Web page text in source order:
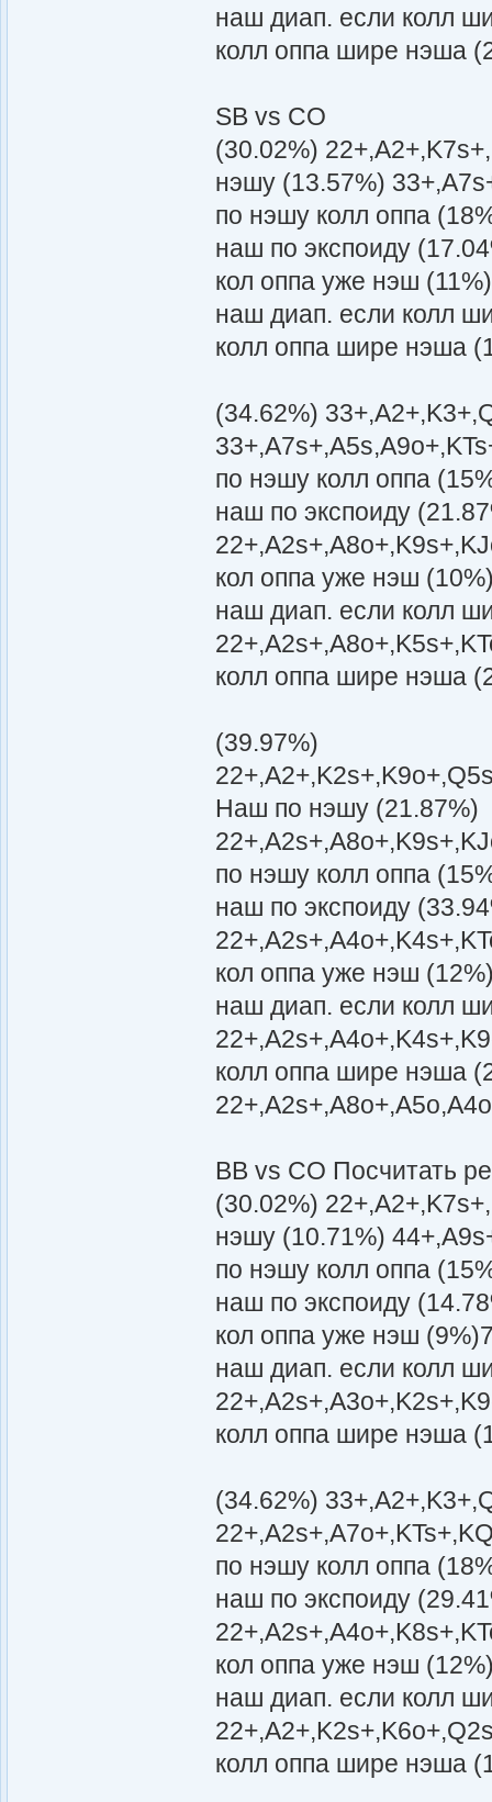
наш диап. если колл
колл оппа шире нэша
SB vs CO
(30.02%)
нэшу (13.57%)
по нэшу колл оппа
наш по экспоиду
кол оппа уже нэш
наш диап. если колл
колл оппа шире нэша
(34.62%)
по нэшу колл оппа
наш по экспоиду
кол оппа уже нэш
наш диап. если колл
колл оппа шире нэша
(39.97%)
Наш по нэшу (21.87%)
по нэшу колл оппа
наш по экспоиду
кол оппа уже нэш
наш диап. если колл
колл оппа шире нэша
BB vs CO Посчитать
(30.02%)
нэшу (10.71%)
по нэшу колл оппа
наш по экспоиду
кол оппа уже нэш
наш диап. если колл
колл оппа шире нэша
(34.62%)
по нэшу колл оппа
наш по экспоиду
кол оппа уже нэш
наш диап. если колл
колл оппа шире нэша